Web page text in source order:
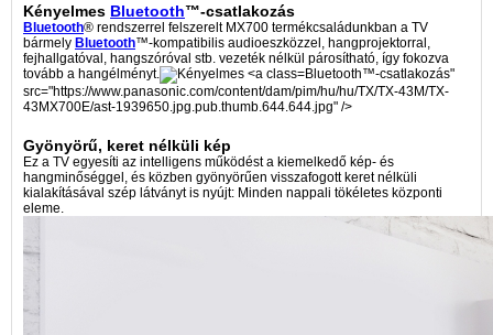
Kényelmes Bluetooth™-csatlakozás
Bluetooth® rendszerrel felszerelt MX700 termékcsaládunkban a TV
bármely Bluetooth™-kompatibilis audioeszközzel, hangprojektorral,
fejhallgatóval, hangszóróval stb. vezeték nélkül párosítható, így fokozva
tovább a hangélményt.
Bluetooth™-csatlakozás"
src="https://www.panasonic.com/content/dam/pim/hu/hu/TX/TX-43M/TX-
43MX700E/ast-1939650.jpg.pub.thumb.644.644.jpg" />
Gyönyörű, keret nélküli kép
Ez a TV egyesíti az intelligens működést a kiemelkedő kép- és
hangminőséggel, és közben gyönyörűen visszafogott keret nélküli
kialakításával szép látványt is nyújt: Minden nappali tökéletes központi
eleme.